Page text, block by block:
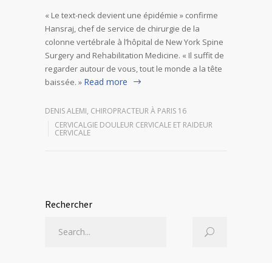
« Le text-neck devient une épidémie » confirme
Hansraj, chef de service de chirurgie de la
colonne vertébrale à l’hôpital de New York Spine
Surgery and Rehabilitation Medicine. « Il suffit de
regarder autour de vous, tout le monde a la tête
baissée. » Read more
DENIS ALEMI, CHIROPRACTEUR À PARIS 16
CERVICALGIE DOULEUR CERVICALE ET RAIDEUR
CERVICALE
Rechercher